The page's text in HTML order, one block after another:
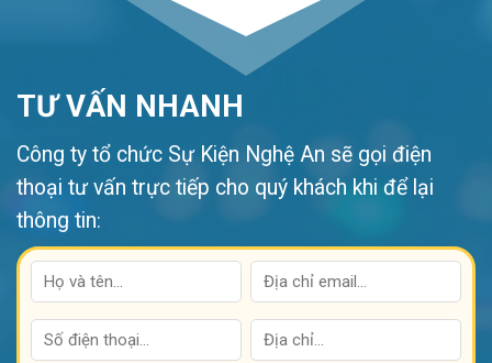
TƯ VẤN NHANH
Công ty tổ chức Sự Kiện Nghệ An sẽ gọi điện
thoại tư vấn trực tiếp cho quý khách khi để lại
thông tin: